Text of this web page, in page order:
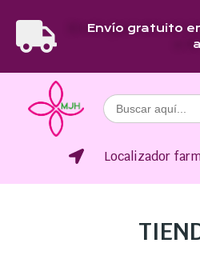
Envío gratuito
Buscar:
Localizador